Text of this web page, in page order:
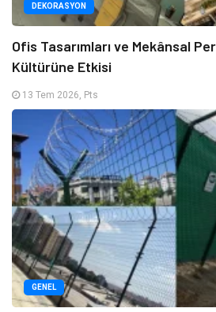
DEKORASYON
Ofis Tasarımları ve Mekânsal
Kültürüne Etkisi
13 Tem 2026, Pts
GENEL